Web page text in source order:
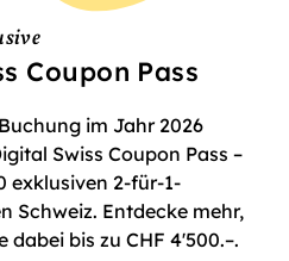
Coupon Pass
im Jahr 2026
Swiss Coupon Pass –
exklusiven 2-für-1-
Schweiz. Entdecke mehr,
dabei bis zu CHF 4'500.–.